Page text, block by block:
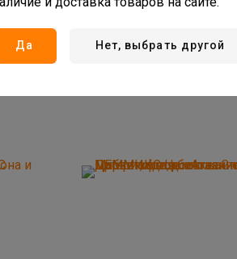
Да Нет, выбрать другой